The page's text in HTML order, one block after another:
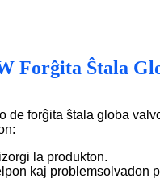
Forĝita Ŝtala
de forĝita ŝtala globa
la produkton.
kaj problemsolvadon